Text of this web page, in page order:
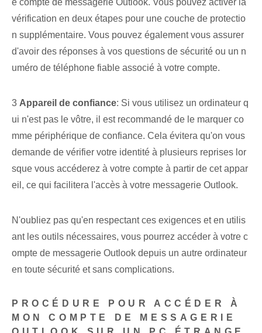
e compte de messagerie Outlook⁤. Vous pouvez activer la
vérification en deux étapes⁤ pour une ⁢couche de protectio
n supplémentaire. Vous pouvez également vous assurer
d'avoir des réponses à vos questions de sécurité ou un n
uméro de téléphone fiable associé à votre compte.
3 Appareil de confiance: Si vous utilisez un ordinateur q
ui n'est pas le vôtre, il est recommandé de le marquer co
mme périphérique de confiance. Cela évitera qu'on vous
demande de vérifier votre identité à plusieurs reprises lor
sque vous accéderez à votre compte à partir de cet appar
eil, ce qui facilitera l'accès à votre messagerie Outlook.
N'oubliez pas qu'en respectant ces exigences et en utilis
ant les outils nécessaires, vous pourrez accéder à votre c
ompte de messagerie Outlook depuis un autre ordinateur
en toute sécurité et sans complications.
PROCÉDURE POUR ACCÉDER À
MON COMPTE DE MESSAGERIE